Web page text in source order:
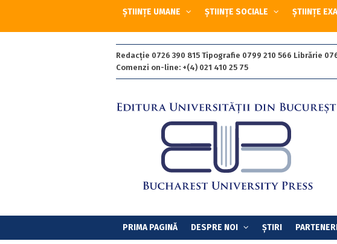
ȘTIINȚE UMANE ȘTIINȚE SOCIALE ȘTIINȚE
Redacție 0726 390 815 Tipografie 0799 210 566 Librărie
Comenzi on-line: +(4) 021 410 25 75
PRIMA PAGINĂ DESPRE NOI ȘTIRI